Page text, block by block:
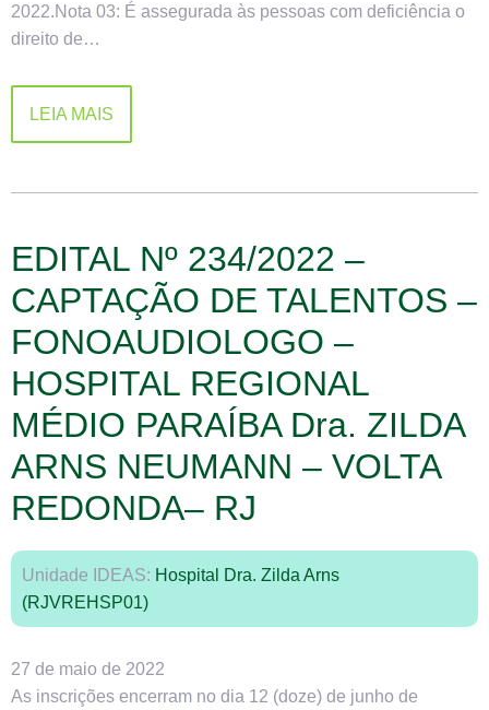
2022.Nota 03: É assegurada às pessoas com deficiência o
direito de…
LEIA MAIS
EDITAL Nº 234/2022 –
CAPTAÇÃO DE TALENTOS –
FONOAUDIOLOGO –
HOSPITAL REGIONAL
MÉDIO PARAÍBA Dra. ZILDA
ARNS NEUMANN – VOLTA
REDONDA– RJ
Unidade IDEAS: Hospital Dra. Zilda Arns
(RJVREHSP01)
27 de maio de 2022
As inscrições encerram no dia 12 (doze) de junho de